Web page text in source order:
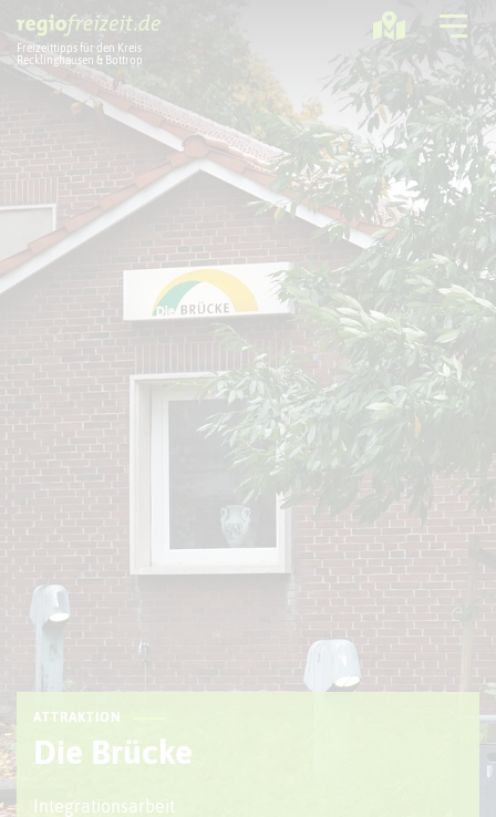
Freizeittipps für den Kreis
Recklinghausen & Bottrop
Ausflugstipps
Sport + Bewegung
Aktuelles
Freizeitregion
ATTRAKTION
Die Brücke
Integrationsarbeit